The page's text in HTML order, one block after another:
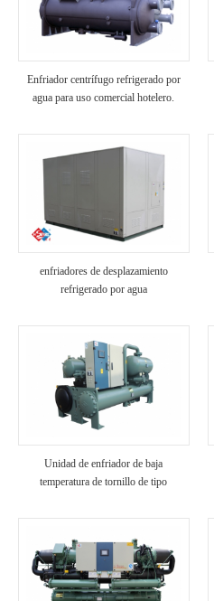
Enfriador centrífugo refrigerado por
agua para uso comercial hotelero.
enfriadores de desplazamiento
refrigerado por agua
Unidad de enfriador de baja
temperatura de tornillo de tipo